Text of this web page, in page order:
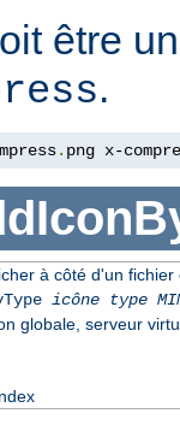
être
.
. png x-
à côté d'un
icône
type
globale, serveur